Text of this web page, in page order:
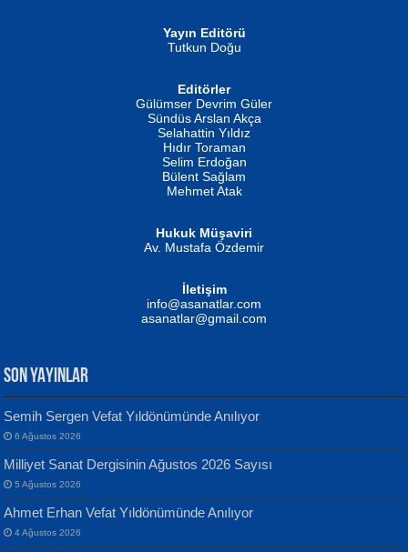
İSMAİL OKUTAN
Erkeklerin Kahrolması Ne Demektir
MUSTAFA KELOĞLU
Yarına İz Bırakmak...
Evvel Zaman Tanrıçası...
Yılmaz Ekinci
Geceye Söylenen...
Yayın Editörü
Tutkun Doğu
Editörler
Gülümser Devrim Güler
Sündüs Arslan Akça
Selahattin Yıldız
Hıdır Toraman
Selim Erdoğan
Bülent Sağlam
Mehmet Atak
Hukuk Müşaviri
Av. Mustafa Özdemir
İletişim
info@asanatlar.com
asanatlar@gmail.com
SON YAYINLAR
Semih Sergen Vefat Yıldönümünde Anılıyor
6 Ağustos 2026
Milliyet Sanat Dergisinin Ağustos 2026 Sayısı
5 Ağustos 2026
Ahmet Erhan Vefat Yıldönümünde Anılıyor
4 Ağustos 2026